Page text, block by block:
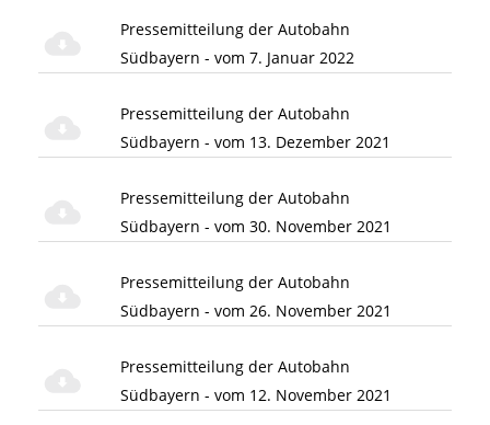
Pressemitteilung der Autobahn
Südbayern - vom 7. Januar 2022
Pressemitteilung der Autobahn
Südbayern - vom 13. Dezember 2021
Pressemitteilung der Autobahn
Südbayern - vom 30. November 2021
Pressemitteilung der Autobahn
Südbayern - vom 26. November 2021
Pressemitteilung der Autobahn
Südbayern - vom 12. November 2021